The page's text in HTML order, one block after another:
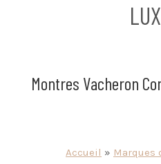
Montres Vacheron
Accueil » Marques